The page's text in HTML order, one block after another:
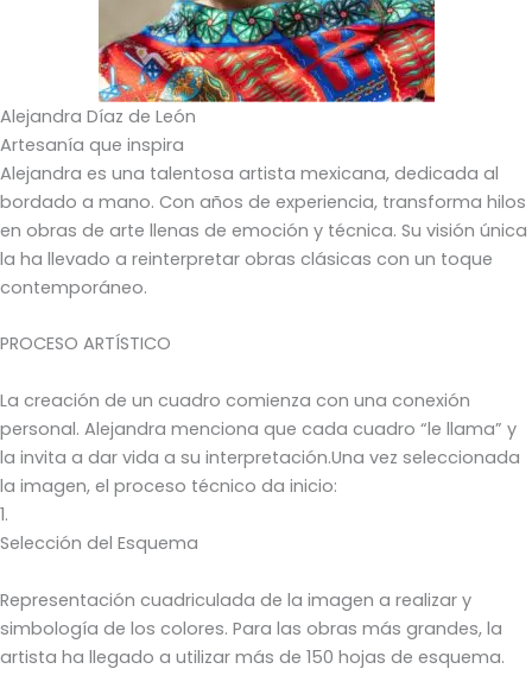
Alejandra Díaz de León
Artesanía que inspira
Alejandra es una talentosa artista mexicana, dedicada al
bordado a mano. Con años de experiencia, transforma hilos
en obras de arte llenas de emoción y técnica. Su visión única
la ha llevado a reinterpretar obras clásicas con un toque
contemporáneo.
PROCESO ARTÍSTICO
La creación de un cuadro comienza con una conexión
personal. Alejandra menciona que cada cuadro “le llama” y
la invita a dar vida a su interpretación.Una vez seleccionada
la imagen, el proceso técnico da inicio:
1.
Selección del Esquema
Representación cuadriculada de la imagen a realizar y
simbología de los colores. Para las obras más grandes, la
artista ha llegado a utilizar más de 150 hojas de esquema.